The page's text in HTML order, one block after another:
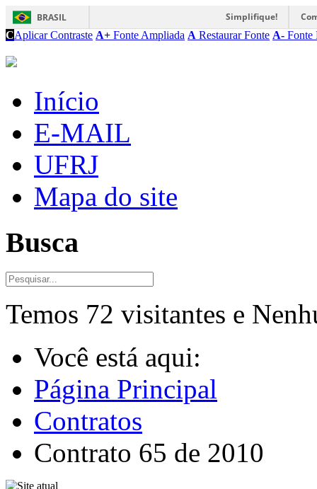
BRASIL Simplifique!
CAplicar Contraste A+ Fonte Ampliada A Restaurar Fonte A- Fonte
Início
E-MAIL
UFRJ
Mapa do site
Busca
Temos 72 visitantes e
Você está aqui:
Página Principal
Contratos
Contrato 65 de 2010